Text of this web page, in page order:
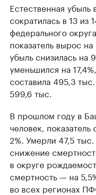
Естественная
сократилась в 13 из
федерального
показатель вырос
убыль снизилась на
уменьшился на
составила 495,3
599,6 тыс.
В прошлом году в
человек,
2%. Умерли 47,5
снижение
в округе
смертность — на
во всех регионах